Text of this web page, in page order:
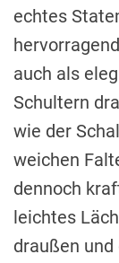
echtes
auch als
Schultern
wie der
weichen
dennoch
leichtes
draußen